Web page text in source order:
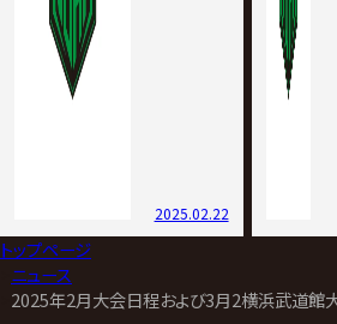
2025.02.22
トップページ
ニュース
2025年2月大会日程および3月2横浜武道館